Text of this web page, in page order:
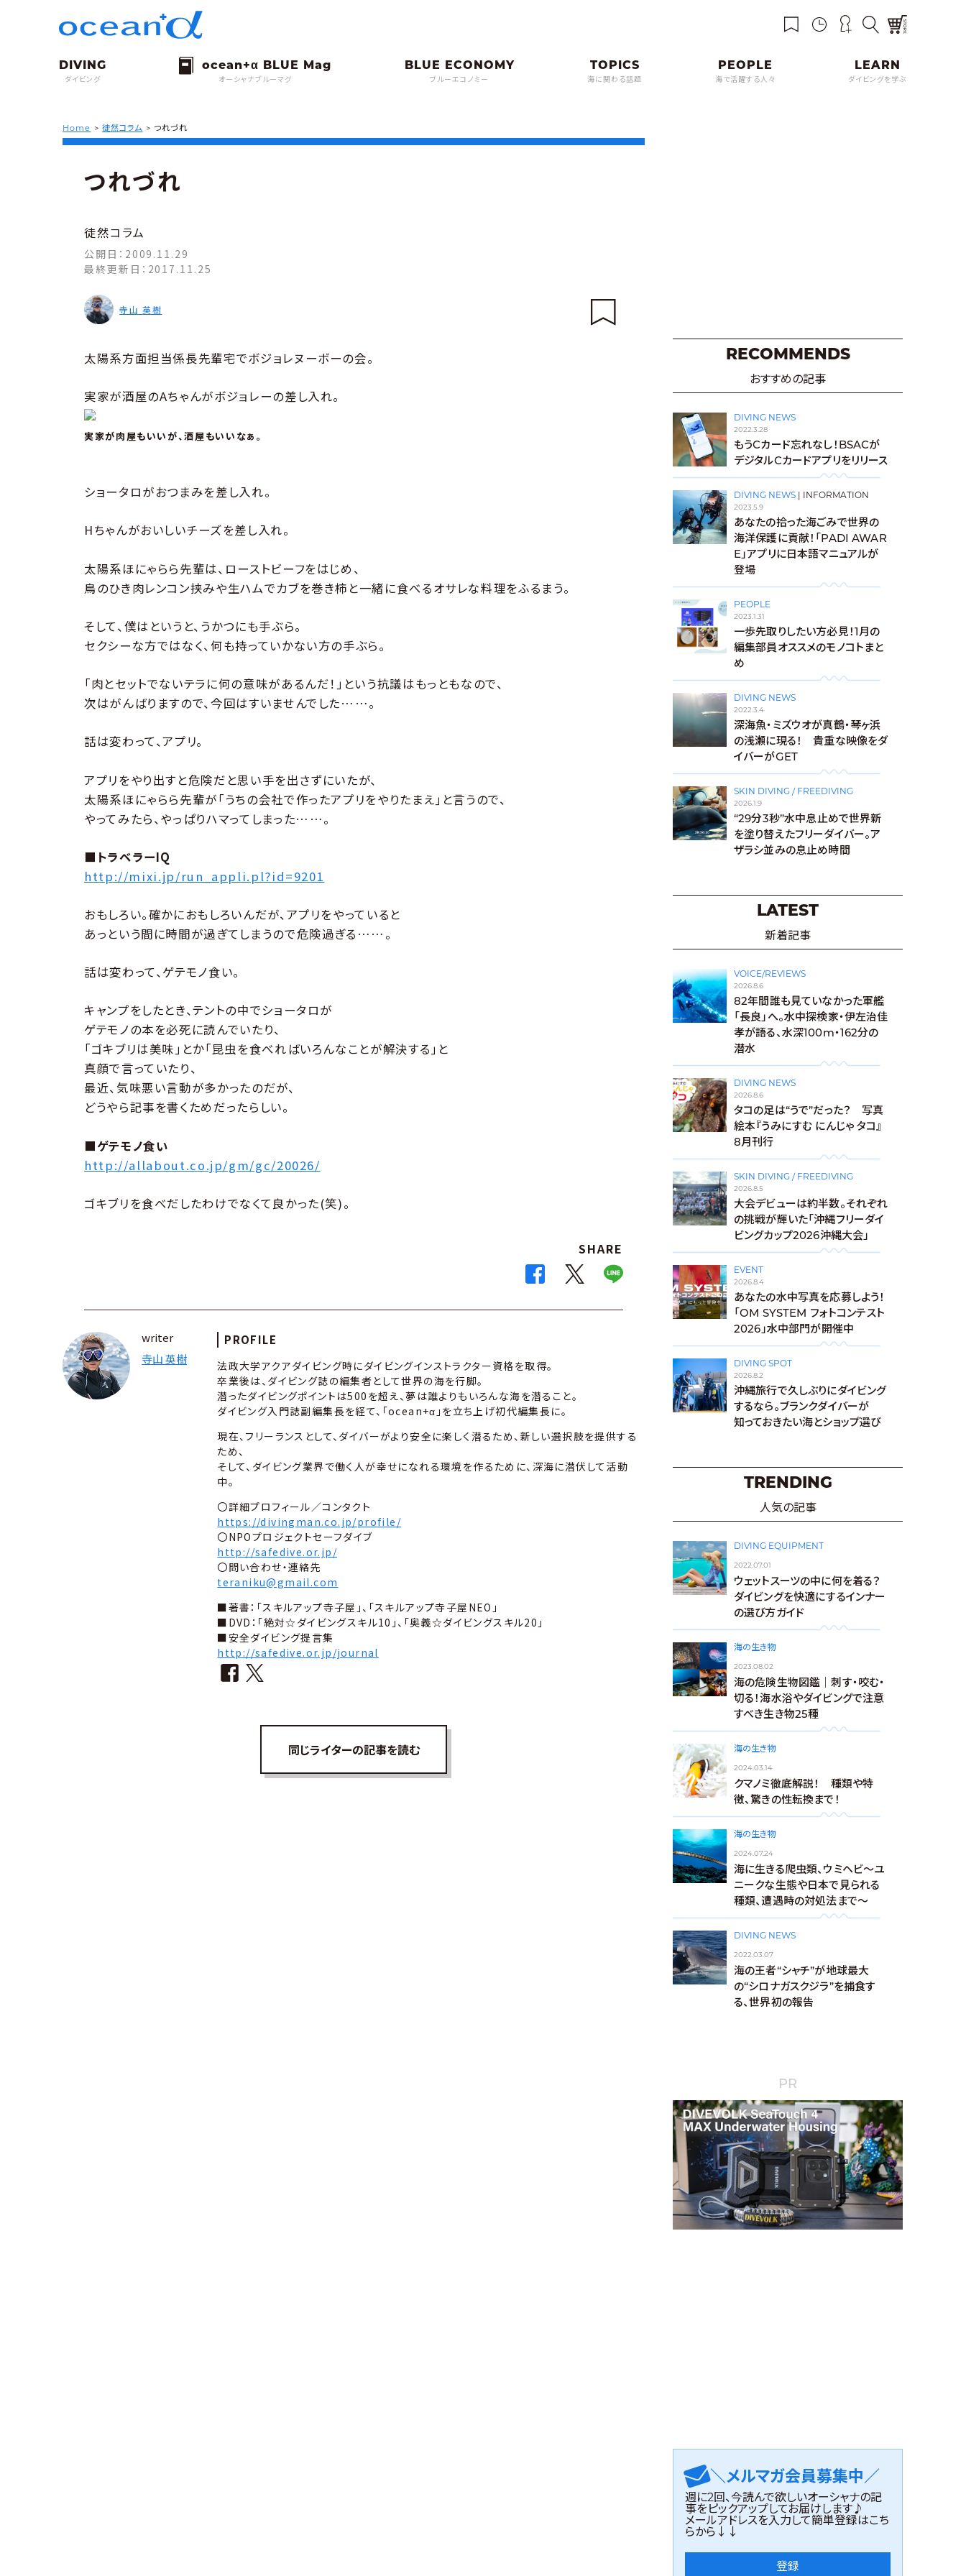
ダイビング オーシャナブルーマグ ブルーエコノミー 海に関わる話題 海で活躍する人々 ダイビングを学ぶ
Home > 徒然コラム > つれづれ
つれづれ
徒然コラム
公開日： 2009.11.29
最終更新日： 2017.11.25
寺山 英樹
太陽系方面担当係長先輩宅でボジョレヌーボーの会。
実家が酒屋のAちゃんがボジョレーの差し入れ。
実家が肉屋もいいが、酒屋もいいなぁ。
ショータロがおつまみを差し入れ。
Hちゃんがおいしいチーズを差し入れ。
太陽系ほにゃらら先輩は、ローストビーフをはじめ、
鳥のひき肉レンコン挟みや生ハムでカブを巻き柿と一緒に食べるオサレな料理をふるまう。
そして、僕はというと、うかつにも手ぶら。
セクシーな方ではなく、何も持っていかない方の手ぶら。
｢肉とセットでないテラに何の意味があるんだ！｣という抗議はもっともなので、
次はがんばりますので、今回はすいませんでした……。
話は変わって、アプリ。
アプリをやり出すと危険だと思い手を出さずにいたが、
太陽系ほにゃらら先輩が｢うちの会社で作ったアプリをやりたまえ｣と言うので、
やってみたら、やっぱりハマってしまった……。
■トラベラーIQ
http://mixi.jp/run_appli.pl?id=9201
おもしろい。確かにおもしろいんだが、アプリをやっていると
あっという間に時間が過ぎてしまうので危険過ぎる……。
話は変わって、ゲテモノ食い。
キャンプをしたとき、テントの中でショータロが
ゲテモノの本を必死に読んでいたり、
｢ゴキブリは美味｣とか｢昆虫を食べればいろんなことが解決する｣と
真顔で言っていたり、
最近、気味悪い言動が多かったのだが、
どうやら記事を書くためだったらしい。
■ゲテモノ食い
http://allabout.co.jp/gm/gc/20026/
ゴキブリを食べだしたわけでなくて良かった(笑)。
SHARE
writer
寺山 英樹
PROFILE
法政大学アクアダイビング時にダイビングインストラクター資格を取得。
卒業後は、ダイビング誌の編集者として世界の海を行脚。
潜ったダイビングポイントは500を超え、夢は誰よりもいろんな海を潜ること。
ダイビング入門誌副編集長を経て、「ocean+α」を立ち上げ初代編集長に。
現在、フリーランスとして、ダイバーがより安全に楽しく潜るため、新しい選択肢を提供する
ため、
そして、ダイビング業界で働く人が幸せになれる環境を作るために、深海に潜伏して活動
中。
〇詳細プロフィール／コンタクト
https://divingman.co.jp/profile/
〇NPOプロジェクトセーフダイブ
http://safedive.or.jp/
〇問い合わせ・連絡先
teraniku@gmail.com
■著書：「スキルアップ寺子屋」、「スキルアップ寺子屋NEO」
■DVD：「絶対☆ダイビングスキル10」、「奥義☆ダイビングスキル20」
■安全ダイビング提言集
http://safedive.or.jp/journal
同じライターの記事を読む
RECOMMENDS
おすすめの記事
DIVING NEWS
2022.3.28
もうCカード忘れなし！BSACが
デジタルCカードアプリをリリース
DIVING NEWS | INFORMATION
2023.5.9
あなたの拾った海ごみで世界の
海洋保護に貢献！「PADI AWAR
E」アプリに日本語マニュアルが
登場
PEOPLE
2023.1.31
一歩先取りしたい方必見！1月の
編集部員オススメのモノコトまと
め
DIVING NEWS
2022.3.4
深海魚・ミズウオが真鶴・琴ヶ浜
の浅瀬に現る！ 貴重な映像をダ
イバーがGET
SKIN DIVING / FREEDIVING
2026.1.9
“29分3秒”水中息止めで世界新
を塗り替えたフリーダイバー。ア
ザラシ並みの息止め時間
LATEST
新着記事
VOICE/REVIEWS
2026.8.6
82年間誰も見ていなかった軍艦
「長良」へ。水中探検家・伊左治佳
孝が語る、水深100m・162分の
潜水
DIVING NEWS
2026.8.6
タコの足は“うで”だった？ 写真
絵本『うみにすむ にんじゃ タコ』
8月刊行
SKIN DIVING / FREEDIVING
2026.8.5
大会デビューは約半数。それぞれ
の挑戦が輝いた「沖縄フリーダイ
ビングカップ2026沖縄大会」
EVENT
2026.8.4
あなたの水中写真を応募しよう！
「OM SYSTEM フォトコンテスト
2026」水中部門が開催中
DIVING SPOT
2026.8.2
沖縄旅行で久しぶりにダイビング
するなら。ブランクダイバーが
知っておきたい海とショップ選び
TRENDING
人気の記事
DIVING EQUIPMENT
2022.07.01
ウェットスーツの中に何を着る？
ダイビングを快適にするインナー
の選び方ガイド
海の生き物
2023.08.02
海の危険生物図鑑｜刺す・咬む・
切る！海水浴やダイビングで注意
すべき生き物25種
海の生き物
2024.03.14
クマノミ徹底解説！ 種類や特
徴、驚きの性転換まで！
海の生き物
2024.07.24
海に生きる爬虫類、ウミヘビ～ユ
ニークな生態や日本で見られる
種類、遭遇時の対処法まで～
DIVING NEWS
2022.03.07
海の王者“シャチ”が地球最大
の“シロナガスクジラ”を捕食す
る、世界初の報告
PR
＼メルマガ会員募集中／
週に2回、今読んで欲しいオーシャナの記
事をピックアップしてお届けします♪
メールアドレスを入力して簡単登録はこち
らから↓↓
登録